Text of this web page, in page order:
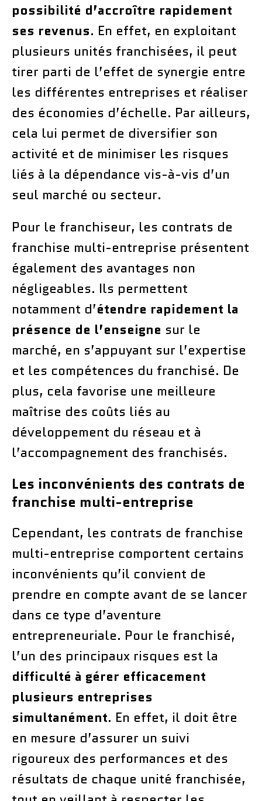
possibilité d’accroître rapidement
ses revenus. En effet, en exploitant
plusieurs unités franchisées, il peut
tirer parti de l’effet de synergie entre
les différentes entreprises et réaliser
des économies d’échelle. Par ailleurs,
cela lui permet de diversifier son
activité et de minimiser les risques
liés à la dépendance vis-à-vis d’un
seul marché ou secteur.
Pour le franchiseur, les contrats de
franchise multi-entreprise présentent
également des avantages non
négligeables. Ils permettent
notamment d’étendre rapidement la
présence de l’enseigne sur le
marché, en s’appuyant sur l’expertise
et les compétences du franchisé. De
plus, cela favorise une meilleure
maîtrise des coûts liés au
développement du réseau et à
l’accompagnement des franchisés.
Les inconvénients des contrats de
franchise multi-entreprise
Cependant, les contrats de franchise
multi-entreprise comportent certains
inconvénients qu’il convient de
prendre en compte avant de se lancer
dans ce type d’aventure
entrepreneuriale. Pour le franchisé,
l’un des principaux risques est la
difficulté à gérer efficacement
plusieurs entreprises
simultanément. En effet, il doit être
en mesure d’assurer un suivi
rigoureux des performances et des
résultats de chaque unité franchisée,